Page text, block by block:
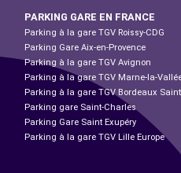
PARKING GARE EN FRANCE
Parking à la gare TGV Roissy-CDG
Parking Gare Aix-en-Provence
Parking à la gare TGV Avignon
Parking à la gare TGV Marne-la-
Parking à la gare TGV Bordeaux
Parking gare Saint-Charles
Parking Gare Saint Exupéry
Parking à la gare TGV Lille Europe